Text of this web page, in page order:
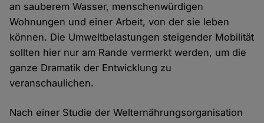
an sauberem Wasser, menschenwürdigen
Wohnungen und einer Arbeit, von der sie leben
können. Die Umweltbelastungen steigender Mobilität
sollten hier nur am Rande vermerkt werden, um die
ganze Dramatik der Entwicklung zu
veranschaulichen.
Nach einer Studie der Welternährungsorganisation